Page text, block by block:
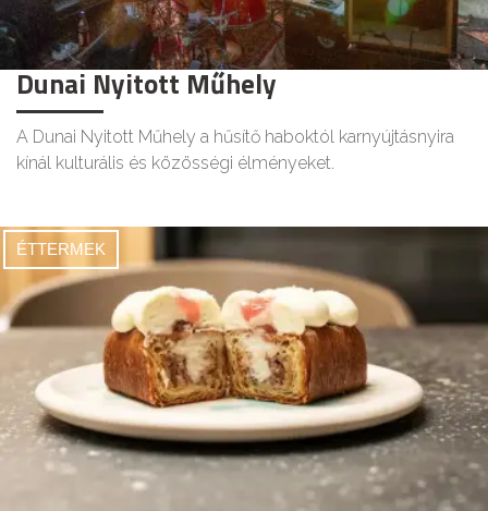
Dunai Nyitott Műhely
A Dunai Nyitott Műhely a hűsítő haboktól karnyújtásnyira
kínál kulturális és közösségi élményeket.
ÉTTERMEK